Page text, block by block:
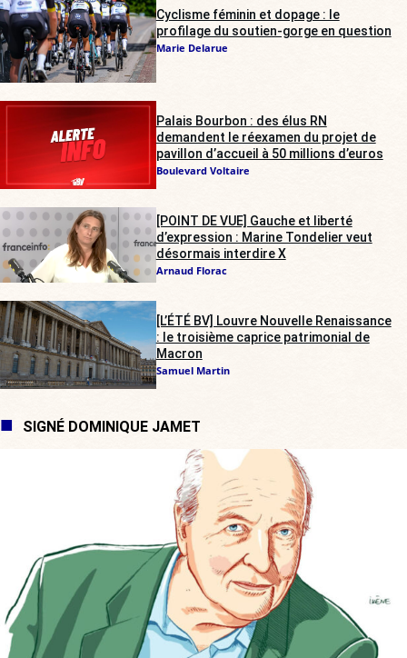
Cyclisme féminin et dopage : le
profilage du soutien-gorge en question
Marie Delarue
Palais Bourbon : des élus RN
demandent le réexamen du projet de
pavillon d’accueil à 50 millions d’euros
Boulevard Voltaire
[POINT DE VUE] Gauche et liberté
d’expression : Marine Tondelier veut
désormais interdire X
Arnaud Florac
[L’ÉTÉ BV] Louvre Nouvelle Renaissance
: le troisième caprice patrimonial de
Macron
Samuel Martin
SIGNÉ DOMINIQUE JAMET